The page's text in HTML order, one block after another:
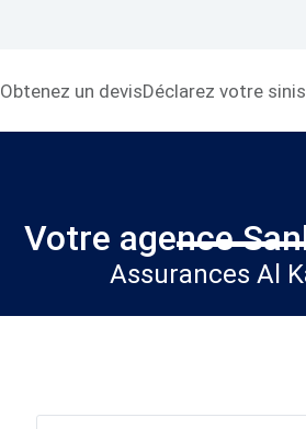
Obtenez un devisDéclarez votre
Votre agence
Assurances Al